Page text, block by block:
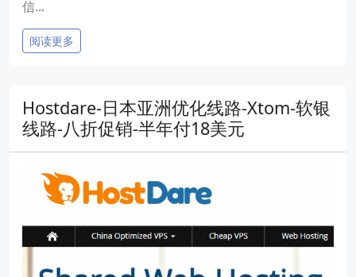
信...
阅读更多
Hostdare-日本亚洲优化线路-Xtom-软银
线路-八折促销-半年付18美元